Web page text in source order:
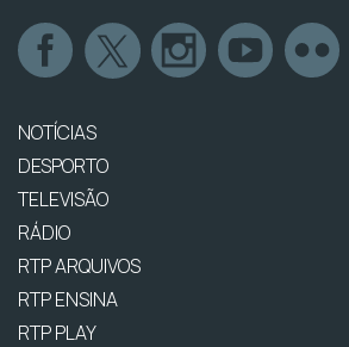
NOTÍCIAS
DESPORTO
TELEVISÃO
RÁDIO
RTP ARQUIVOS
RTP ENSINA
RTP PLAY